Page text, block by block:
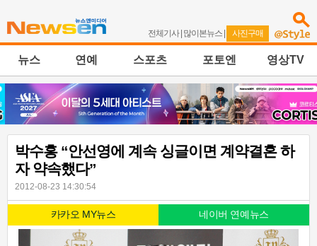
전체기사| 많이본뉴스 | 사진구매
뉴스 연예 스포츠 포토엔 영상TV
박수홍 “안선영에 계속 싱글이면 계약결혼 하
자 약속했다”
2012-08-23 14:30:54
카카오 MY뉴스 네이버 연예뉴스